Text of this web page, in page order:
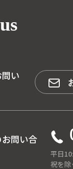
い
問い合
平日
祝を除